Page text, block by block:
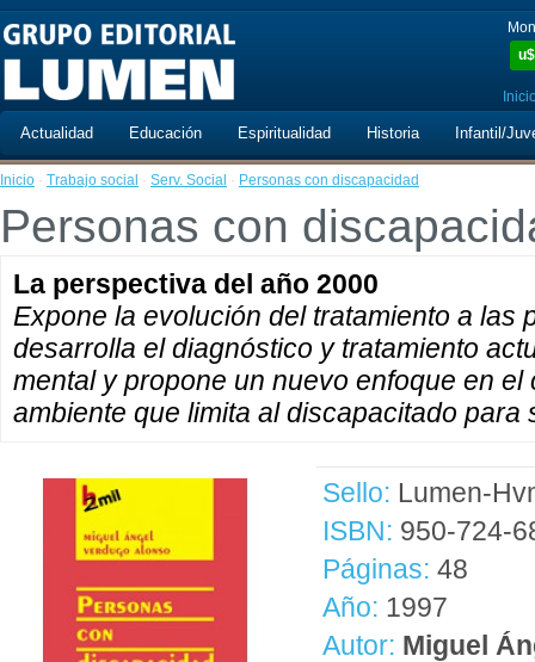
u$
Actualidad Educación Espiritualidad Historia Infantil/
Inicio · Trabajo social · Serv. Social · Personas con discapacidad
Personas con
La perspectiva del año 2000
Expone la evolución del tratamiento a las
desarrolla el diagnóstico y tratamiento
mental y propone un nuevo enfoque en
ambiente que limita al discapacitado para
Sello: Lumen-
ISBN: 950-724-
Páginas: 48
Año: 1997
Autor: Miguel